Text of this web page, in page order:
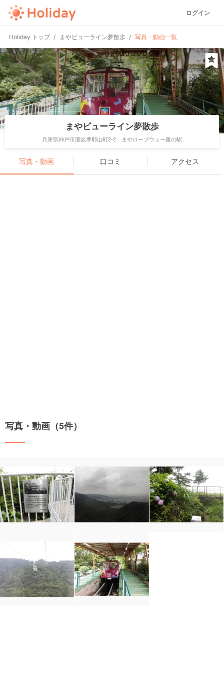
ログイン
Holiday トップ まやビューライン夢散歩 写真・動画一覧
まやビューライン夢散歩
兵庫県神戸市灘区摩耶山町2-2 まやロープウェー星の駅
写真・動画 口コミ アクセス
写真・動画（5件）